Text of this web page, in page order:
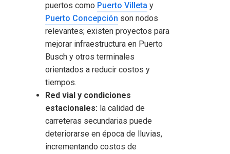
puertos como Puerto Villeta y
Puerto Concepción son nodos
relevantes; existen proyectos para
mejorar infraestructura en Puerto
Busch y otros terminales
orientados a reducir costos y
tiempos.
Red vial y condiciones
estacionales: la calidad de
carreteras secundarias puede
deteriorarse en época de lluvias,
incrementando costos de